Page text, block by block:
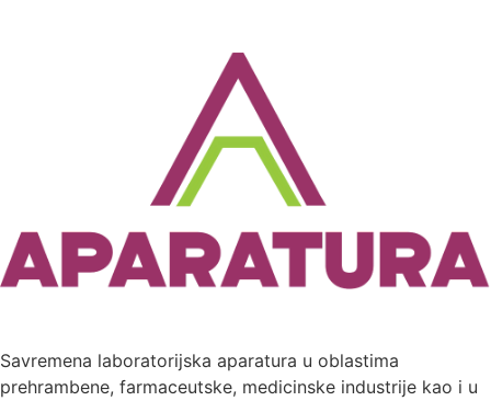
Savremena laboratorijska aparatura u oblastima
prehrambene, farmaceutske, medicinske industrije kao i u